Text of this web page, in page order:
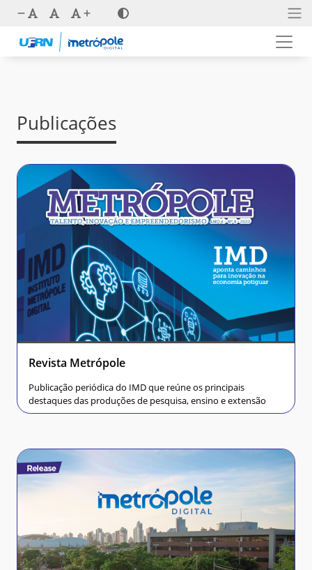
Publicações
Revista Metrópole
Publicação periódica do IMD que reúne os principais
destaques das produções de pesquisa, ensino e extensão